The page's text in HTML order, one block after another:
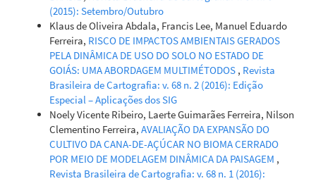
(2015): Setembro/Outubro
Klaus de Oliveira Abdala, Francis Lee, Manuel Eduardo
Ferreira, RISCO DE IMPACTOS AMBIENTAIS GERADOS
PELA DINÂMICA DE USO DO SOLO NO ESTADO DE
GOIÁS: UMA ABORDAGEM MULTIMÉTODOS , Revista
Brasileira de Cartografia: v. 68 n. 2 (2016): Edição
Especial – Aplicações dos SIG
Noely Vicente Ribeiro, Laerte Guimarães Ferreira, Nilson
Clementino Ferreira, AVALIAÇÃO DA EXPANSÃO DO
CULTIVO DA CANA-DE-AÇÚCAR NO BIOMA CERRADO
POR MEIO DE MODELAGEM DINÂMICA DA PAISAGEM ,
Revista Brasileira de Cartografia: v. 68 n. 1 (2016):